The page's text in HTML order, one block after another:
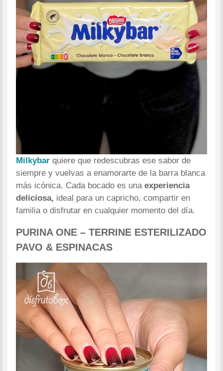
Milkybar quiere que redescubras ese sabor de
siempre y vuelvas a enamorarte de la barra blanca
más icónica. Cada bocado es unaexperiencia
deliciosa, ideal para un capricho, compartir en
familia o disfrutar en cualquier momento del día.
PURINA ONE – TERRINE ESTERILIZADO
PAVO & ESPINACAS